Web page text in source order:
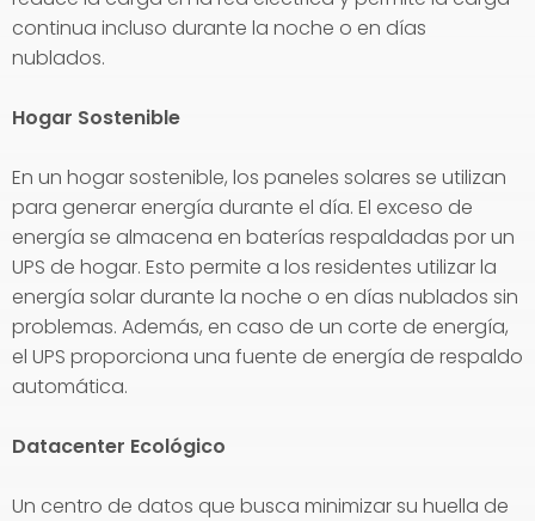
continua incluso durante la noche o en días
nublados.
Hogar Sostenible
En un hogar sostenible, los paneles solares se utilizan
para generar energía durante el día. El exceso de
energía se almacena en baterías respaldadas por un
UPS de hogar. Esto permite a los residentes utilizar la
energía solar durante la noche o en días nublados sin
problemas. Además, en caso de un corte de energía,
el UPS proporciona una fuente de energía de respaldo
automática.
Datacenter Ecológico
Un centro de datos que busca minimizar su huella de